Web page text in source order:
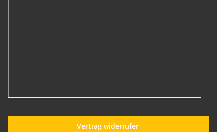
Vertrag widerrufen